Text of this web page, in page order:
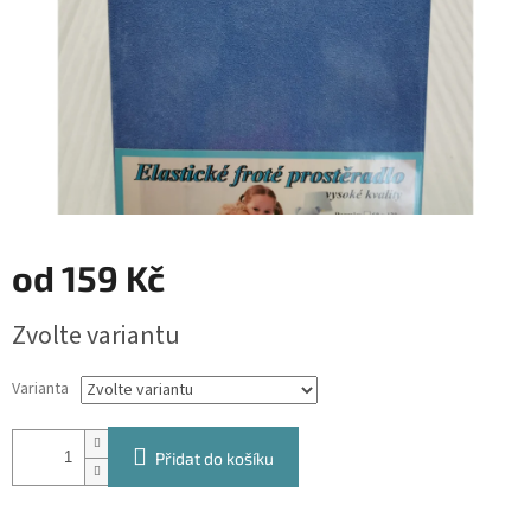
od 159 Kč
cena:
Zvolte variantu
Varianta
Přidat do košíku